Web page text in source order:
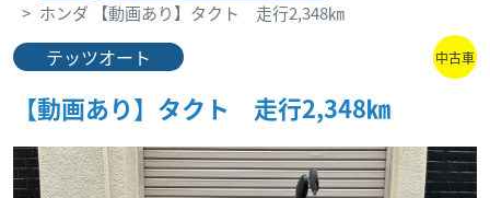
ホンダ 【動画あり】タクト 走行2,348㎞
テッツオート 中古車
【動画あり】タクト 走行2,348㎞